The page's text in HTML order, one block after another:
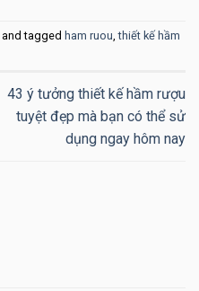
and tagged ham ruou,thiết kế hầm
43 ý tưởng thiết kế hầm rượu
tuyệt đẹp mà bạn có thể sử
dụng ngay hôm nay